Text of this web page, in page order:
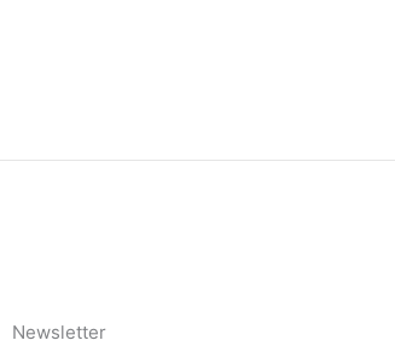
Newsletter